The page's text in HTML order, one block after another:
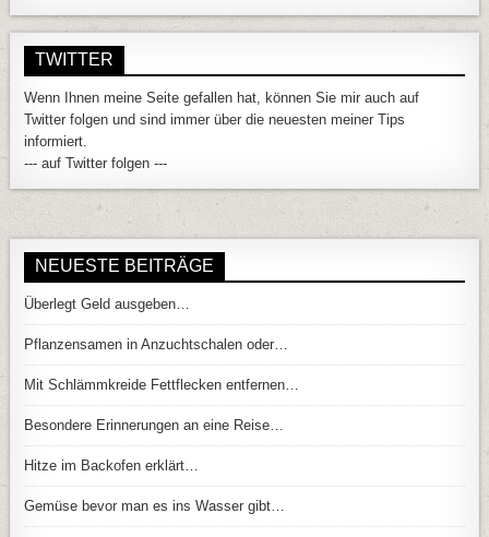
TWITTER
Wenn Ihnen meine Seite gefallen hat, können Sie mir auch auf
Twitter folgen und sind immer über die neuesten meiner Tips
informiert.
--- auf Twitter folgen ---
NEUESTE BEITRÄGE
Überlegt Geld ausgeben…
Pflanzensamen in Anzuchtschalen oder…
Mit Schlämmkreide Fettflecken entfernen…
Besondere Erinnerungen an eine Reise…
Hitze im Backofen erklärt…
Gemüse bevor man es ins Wasser gibt…